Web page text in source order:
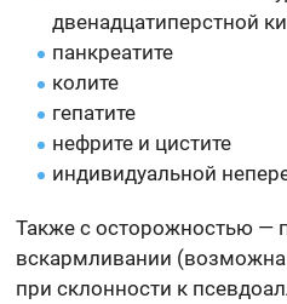
двенадцатиперстной
панкреатите
колите
гепатите
нефрите и цистите
индивидуальной
Также с осторожностью —
вскармливании (возможна
при склонности к